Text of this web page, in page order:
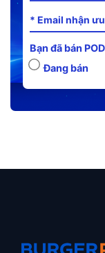
Bạn đã bán
Đang bán